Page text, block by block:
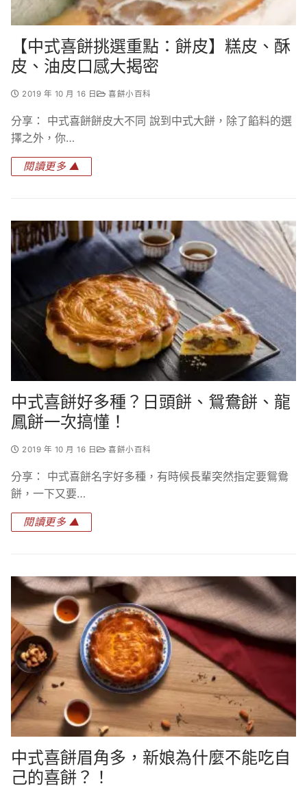
【中式喜餅挑選重點：餅皮】糕皮、酥
皮、油皮口感大揭密
2019 年 10 月 16 日 喜餅小百科
分享： 中式喜餅餅皮大不同 說到中式大餅，除了餡料的選
擇之外，你…
閱讀更多 ▲
中式喜餅好多種？日頭餅、鴛鴦餅、龍
鳳餅一次搞懂！
2019 年 10 月 16 日 喜餅小百科
分享： 中式喜餅名字好多種，有時候長輩突然指定要鴛鴦
餅，一下又要…
閱讀更多 ▲
中式喜餅眉角多，新娘為什麼不能吃自
己的喜餅？！